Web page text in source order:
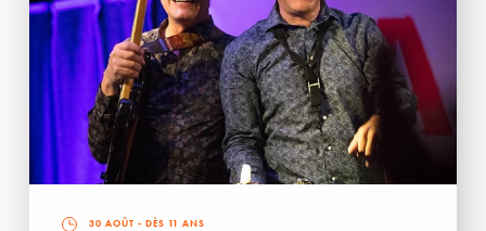
30 AOÛT - DÈS 11 ANS